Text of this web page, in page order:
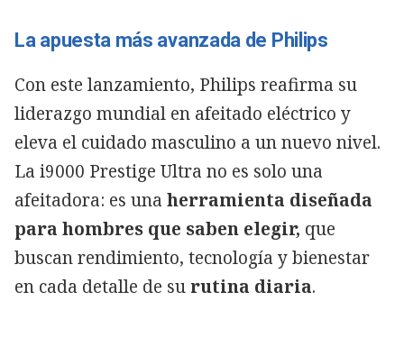
La apuesta más avanzada de Philips
Con este lanzamiento, Philips reafirma su
liderazgo mundial en afeitado eléctrico y
eleva el cuidado masculino a un nuevo nivel.
La i9000 Prestige Ultra no es solo una
afeitadora: es una herramienta diseñada
para hombres que saben elegir, que
buscan rendimiento, tecnología y bienestar
en cada detalle de su rutina diaria.